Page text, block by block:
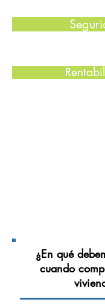
¿En qué
cuando